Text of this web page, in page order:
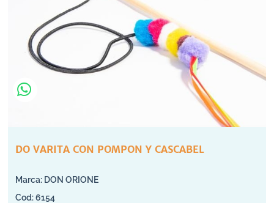
DO VARITA CON POMPON Y CASCABEL
DON ORIONE
6154